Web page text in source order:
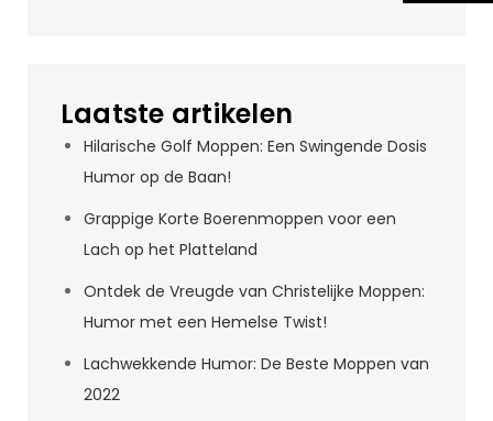
Laatste artikelen
Hilarische Golf Moppen: Een Swingende Dosis
Humor op de Baan!
Grappige Korte Boerenmoppen voor een
Lach op het Platteland
Ontdek de Vreugde van Christelijke Moppen:
Humor met een Hemelse Twist!
Lachwekkende Humor: De Beste Moppen van
2022